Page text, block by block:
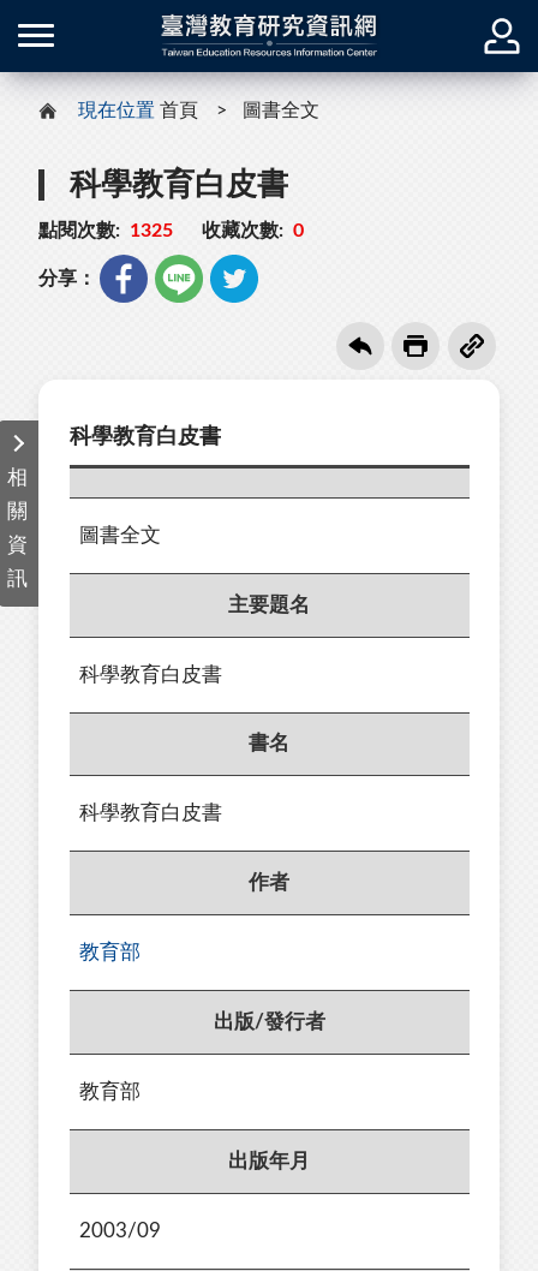
現在位置 首頁 圖書全文
科學教育白皮書
點閱次數: 1325 收藏次數: 0
分享：
相
關
資
訊
科學教育白皮書
圖書全文
主要題名
科學教育白皮書
書名
科學教育白皮書
作者
教育部
出版/發行者
教育部
出版年月
2003/09